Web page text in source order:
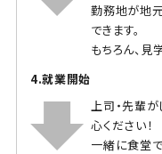
勤務地が地
できます。
もちろん、
4.就業開始
上司・先輩
心ください！
一緒に食堂